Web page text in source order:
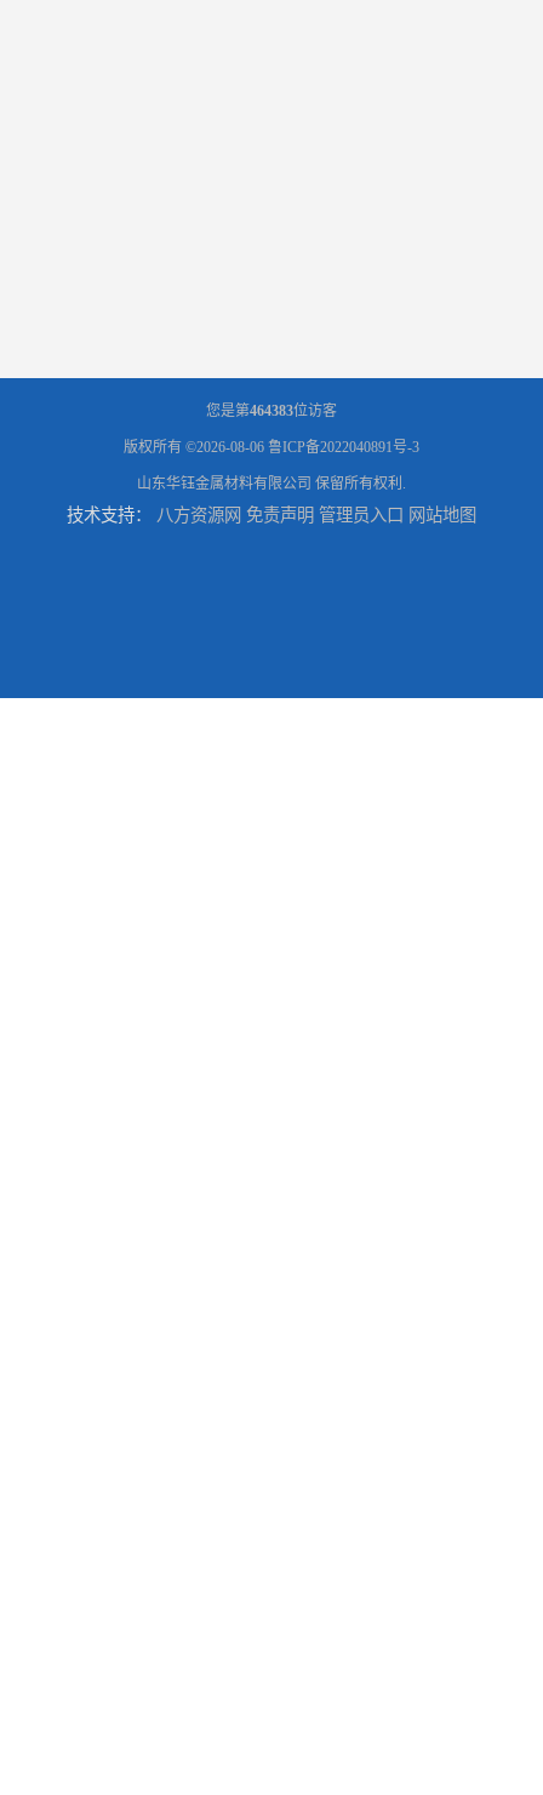
您是第464383位访客
版权所有 ©2026-08-06 鲁ICP备2022040891号-3
山东华钰金属材料有限公司 保留所有权利.
技术支持： 八方资源网 免责声明 管理员入口 网站地图